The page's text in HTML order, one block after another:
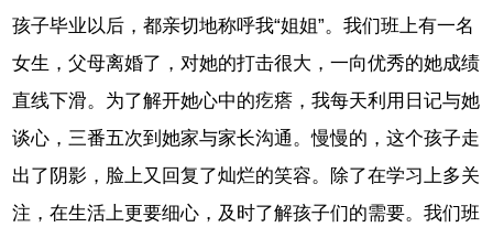
孩子毕业以后，都亲切地称呼我“姐姐”。我们班上有一名
女生，父母离婚了，对她的打击很大，一向优秀的她成绩
直线下滑。为了解开她心中的疙瘩，我每天利用日记与她
谈心，三番五次到她家与家长沟通。慢慢的，这个孩子走
出了阴影，脸上又回复了灿烂的笑容。除了在学习上多关
注，在生活上更要细心，及时了解孩子们的需要。我们班